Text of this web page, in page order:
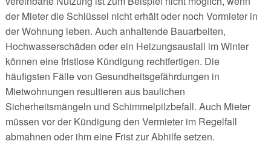
der Mieter die Schlüssel nicht erhält oder noch Vormieter in
der Wohnung leben. Auch anhaltende Bauarbeiten,
Hochwasserschäden oder ein Heizungsausfall im Winter
können eine fristlose Kündigung rechtfertigen. Die
häufigsten Fälle von Gesundheitsgefährdungen in
Mietwohnungen resultieren aus baulichen
Sicherheitsmängeln und Schimmelpilzbefall. Auch Mieter
müssen vor der Kündigung den Vermieter im Regelfall
abmahnen oder ihm eine Frist zur Abhilfe setzen.